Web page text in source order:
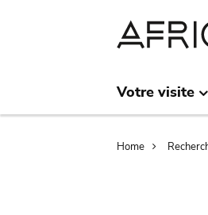
Votre visite
Home